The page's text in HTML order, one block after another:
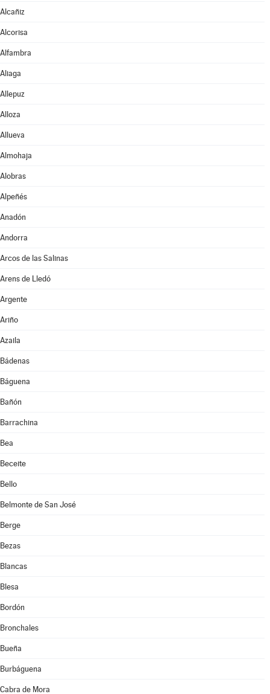
Alcañiz
Alcorisa
Alfambra
Aliaga
Allepuz
Alloza
Allueva
Almohaja
Alobras
Alpeñés
Anadón
Andorra
Arcos de las Salinas
Arens de Lledó
Argente
Ariño
Azaila
Bádenas
Báguena
Bañón
Barrachina
Bea
Beceite
Bello
Belmonte de San José
Berge
Bezas
Blancas
Blesa
Bordón
Bronchales
Bueña
Burbáguena
Cabra de Mora